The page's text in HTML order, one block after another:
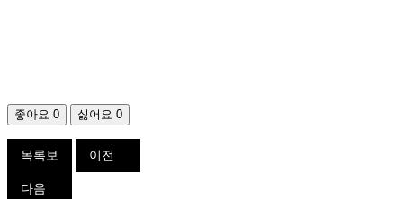
좋아요 0 싫어요 0
목록보
기
이전
다음